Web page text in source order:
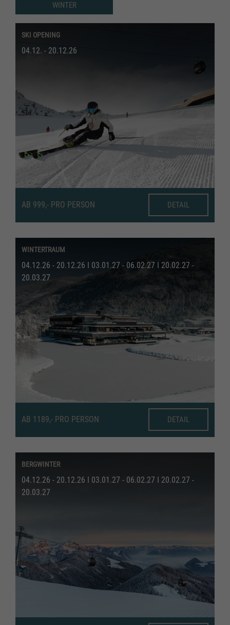
WINTER
SKI OPENING
04.12. - 20.12.26
AB 999,- PRO PERSON DETAIL
WINTERTRAUM
04.12.26 - 20.12.26 I 03.01.27 - 06.02.27 I 20.02.27 -
20.03.27
AB 1189,- PRO PERSON DETAIL
BERGWINTER
04.12.26 - 20.12.26 I 03.01.27 - 06.02.27 I 20.02.27 -
20.03.27